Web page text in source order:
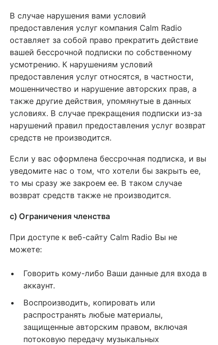
В случае нарушения вами условий
предоставления услуг компания Calm Radio
оставляет за собой право прекратить действие
вашей бессрочной подписки по собственному
усмотрению. К нарушениям условий
предоставления услуг относятся, в частности,
мошенничество и нарушение авторских прав, а
также другие действия, упомянутые в данных
условиях. В случае прекращения подписки из-за
нарушений правил предоставления услуг возврат
средств не производится.
Если у вас оформлена бессрочная подписка, и вы
уведомите нас о том, что хотели бы закрыть ее,
то мы сразу же закроем ее. В таком случае
возврат средств также не производится.
c) Ограничения членства
При доступе к веб-сайту Calm Radio Вы не
можете:
Говорить кому-либо Ваши данные для входа в
аккаунт.
Воспроизводить, копировать или
распространять любые материалы,
защищенные авторским правом, включая
потоковую передачу музыкальных